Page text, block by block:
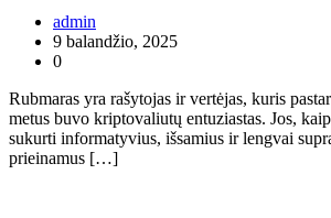
admin
9 balandžio, 2025
0
Rubmaras yra rašytojas ir vertėjas, kuris
metus buvo kriptovaliutų entuziastas. Jos,
sukurti informatyvius, išsamius ir lengvai
prieinamus […]